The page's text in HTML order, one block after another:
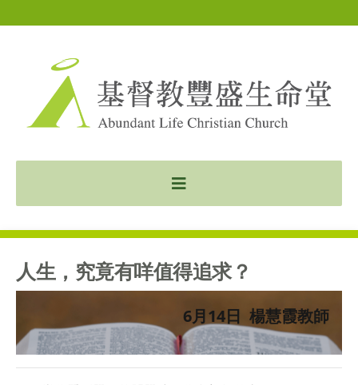
人生，究竟有咩值得追求？
6月14日 楊慧霞教師